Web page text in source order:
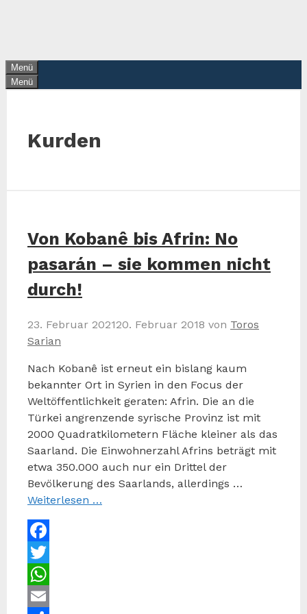
Menü
Menü
Kurden
Von Kobanê bis Afrin: No
pasarán – sie kommen nicht
durch!
23. Februar 202120. Februar 2018 von Toros
Sarian
Nach Kobanê ist erneut ein bislang kaum
bekannter Ort in Syrien in den Focus der
Weltöffentlichkeit geraten: Afrin. Die an die
Türkei angrenzende syrische Provinz ist mit
2000 Quadratkilometern Fläche kleiner als das
Saarland. Die Einwohnerzahl Afrins beträgt mit
etwa 350.000 auch nur ein Drittel der
Bevölkerung des Saarlands, allerdings …
Weiterlesen …
Facebook
Twitter
WhatsApp